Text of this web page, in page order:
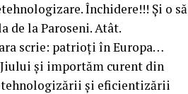
Închidere!!! Și o să
de la Paroseni. Atât.
scrie: patrioți în Europa…
și importăm curent din
și eficientizării